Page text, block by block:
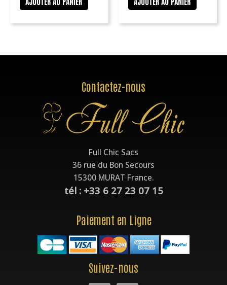
Contactez-nous
Full Chic Sacs
36 rue du Bon Secours
15300 MURAT France.
tél : +33 6 27 23 07 15
Paiement en Ligne
Suivez-nous